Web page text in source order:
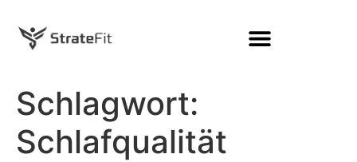
Schlagwort:
Schlafqualität